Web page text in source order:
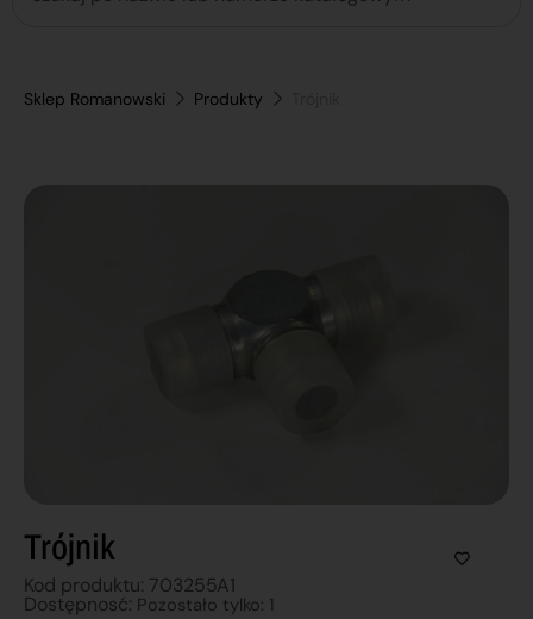
Sklep Romanowski Produkty
Trójnik
Kod produktu: 703255A1
Dostępnosć: Pozostało tylko: 1